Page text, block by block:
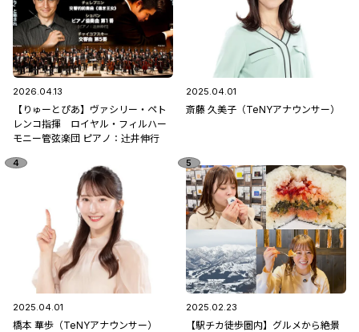
2026.04.13
【りゅーとぴあ】ヴァシリー・ペト
レンコ指揮 ロイヤル・フィルハー
モニー管弦楽団 ピアノ：辻󠄀井伸行
2025.04.01
斎藤 久美子（TeNYアナウンサー）
2025.04.01
橋本 華歩（TeNYアナウンサー）
2025.02.23
【駅チカ徒歩圏内】グルメから絶景